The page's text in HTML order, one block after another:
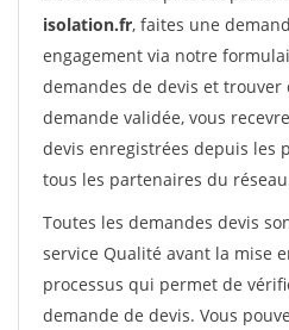
isolation.fr, faites une
engagement via notre
demandes de devis et trouver
demande validée, vous
devis enregistrées depuis les
tous les partenaires du
Toutes les demandes devis
service Qualité avant la mise
processus qui permet de
demande de devis. Vous